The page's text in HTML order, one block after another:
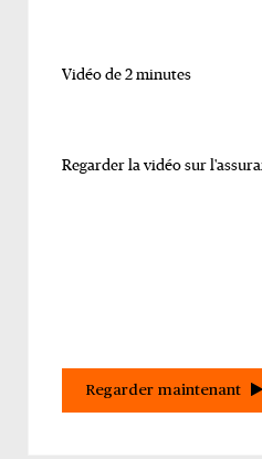
Vidéo de 2 minutes
Regarder la vidéo sur
Regarder maintenant